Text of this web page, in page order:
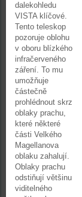
dalekohledu
VISTA klíčové.
Tento teleskop
pozoruje oblohu
v oboru blízkého
infračerveného
záření. To mu
umožňuje
částečně
prohlédnout skrz
oblaky prachu,
které některé
části Velkého
Magellanova
oblaku zahalují.
Oblaky prachu
odstiňují většinu
viditelného